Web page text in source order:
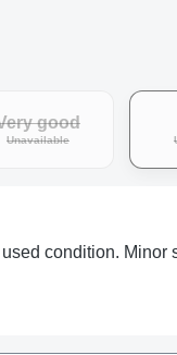
unavailable.)
good
Unavailable(This option is
condition. Minor